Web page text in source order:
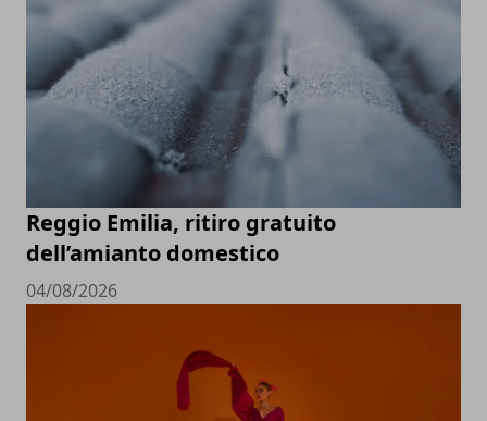
Reggio Emilia, ritiro gratuito
dell’amianto domestico
04/08/2026